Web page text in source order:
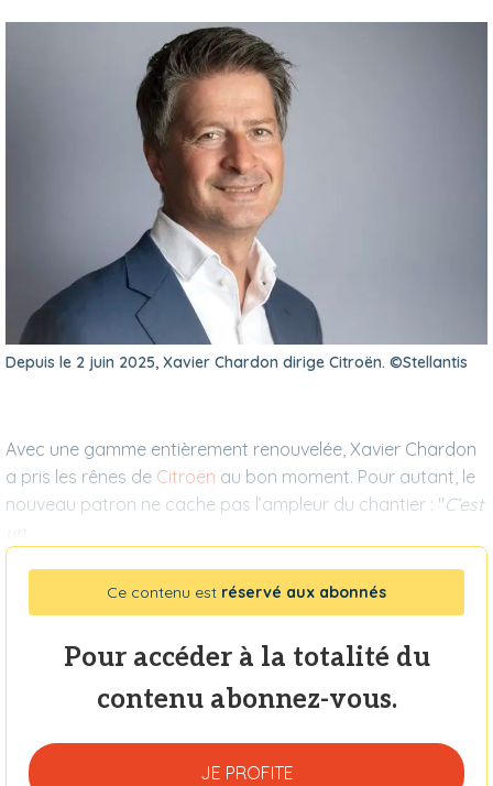
Depuis le 2 juin 2025, Xavier Chardon dirige Citroën. ©Stellantis
Avec une gamme entièrement renouvelée, Xavier Chardon
a pris les rênes de Citroën au bon moment. Pour autant, le
nouveau patron ne cache pas l’ampleur du chantier : "C’est
Ce contenu est réservé aux abonnés
Pour accéder à la totalité du
contenu abonnez-vous.
JE PROFITE